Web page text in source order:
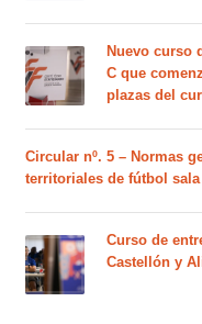
Nuevo curso
C que
plazas del
Circular nº. 5 – Normas
territoriales de fútbol sala
Curso de
Castellón y